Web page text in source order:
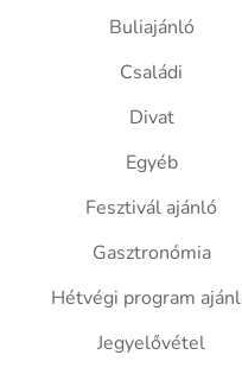
Buliajánló
Családi
Divat
Egyéb
Fesztivál ajánló
Gasztronómia
Hétvégi program
Jegyelővétel